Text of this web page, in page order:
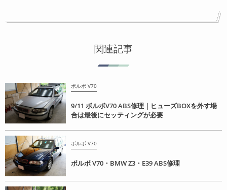
関連記事
ボルボ V70
9/11 ボルボV70 ABS修理｜ヒューズBOXを外す場
合は最後にセッティングが必要
ボルボ V70
ボルボ V70・BMW Z3・E39 ABS修理